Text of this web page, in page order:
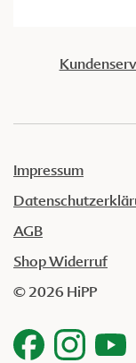
Impressum
AGB
Shop Widerruf
© 2026 HiPP